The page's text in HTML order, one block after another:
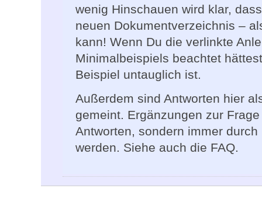
wenig Hinschauen wird klar,
neuen Dokumentverzeichnis –
kann! Wenn Du die verlinkte
Minimalbeispiels beachtet
Beispiel untauglich ist.
Außerdem sind Antworten hier
gemeint. Ergänzungen zur
Antworten, sondern immer
werden. Siehe auch die FAQ.